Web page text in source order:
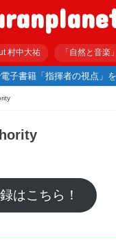
村中大祐 「自然と音楽
子書籍「指揮者の視点」
はこちら！